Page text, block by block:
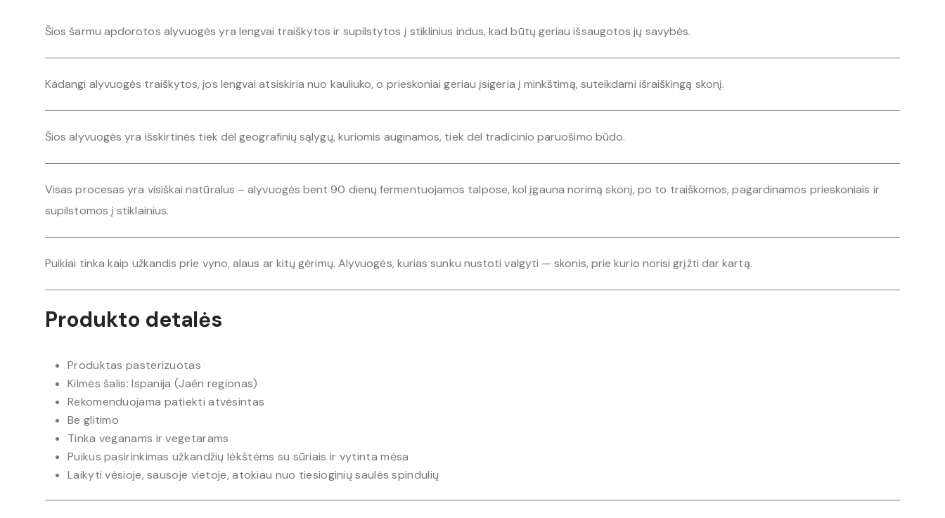
Šios šarmu apdorotos alyvuogės yra lengvai traiškytos ir supilstytos į stiklinius indus, kad būtų geriau išsaugotos jų savybės.
Kadangi alyvuogės traiškytos, jos lengvai atsiskiria nuo kauliuko, o prieskoniai geriau įsigeria į minkštimą, suteikdami išraiškingą skonį.
Šios alyvuogės yra išskirtinės tiek dėl geografinių sąlygų, kuriomis auginamos, tiek dėl tradicinio paruošimo būdo.
Visas procesas yra visiškai natūralus – alyvuogės bent 90 dienų fermentuojamos talpose, kol įgauna norimą skonį, po to traiškomos, pagardinamos prieskoniais ir
supilstomos į stiklainius.
Puikiai tinka kaip užkandis prie vyno, alaus ar kitų gėrimų. Alyvuogės, kurias sunku nustoti valgyti — skonis, prie kurio norisi grįžti dar kartą.
Produkto detalės
Produktas pasterizuotas
Kilmės šalis: Ispanija (Jaén regionas)
Rekomenduojama patiekti atvėsintas
Be glitimo
Tinka veganams ir vegetarams
Puikus pasirinkimas užkandžių lėkštėms su sūriais ir vytinta mėsa
Laikyti vėsioje, sausoje vietoje, atokiau nuo tiesioginių saulės spindulių